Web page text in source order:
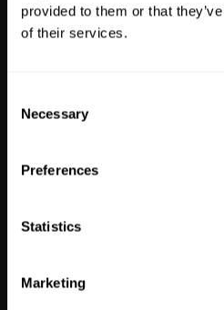
provided to them or that
of their services.
Selection
Necessary
Preferences
Statistics
Marketing
126
幾分鐘內提高您的產品性能，加